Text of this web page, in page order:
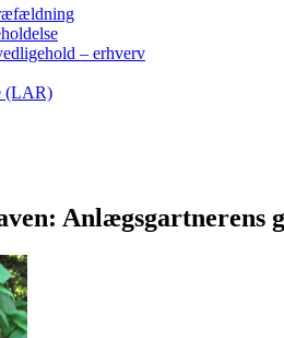
– erhverv
(LAR)
Anlægsgartnerens